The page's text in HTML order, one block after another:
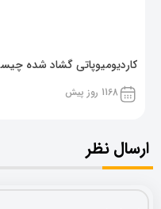
کاردیومیوپاتی گشاد شده
1168 روز پیش
ارسال نظر